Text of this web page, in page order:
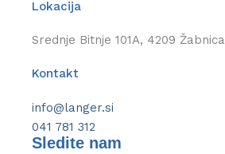
Lokacija
Srednje Bitnje 101A, 4209 Žabnica
Kontakt
info@langer.si
041 781 312
Sledite nam